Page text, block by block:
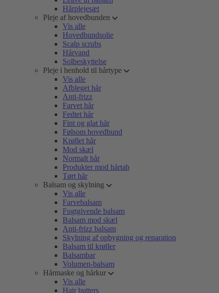
Hårplejesæt
Pleje af hovedbunden
Vis alle
Hovedbundsolie
Scalp scrubs
Hårvand
Solbeskyttelse
Pleje i henhold til hårtype
Vis alle
Afbleget hår
Anti-frizz
Farvet hår
Fedtet hår
Fint og glat hår
Følsom hovedbund
Krøllet hår
Mod skæl
Normalt hår
Produkter mod hårtab
Tørt hår
Balsam og skylning
Vis alle
Farvebalsam
Fugtgivende balsam
Balsam mod skæl
Anti-frizz balsam
Skylning af opbygning og reparation
Balsam til krøller
Balsambar
Volumen-balsam
Hårmaske og hårkur
Vis alle
Hair butters